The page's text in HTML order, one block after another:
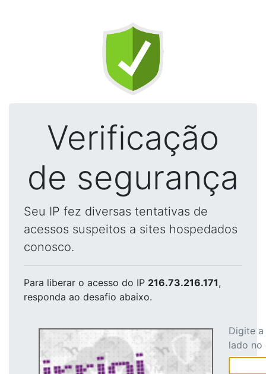
Verificação
de segurança
Seu IP fez diversas tentativas de
acessos suspeitos a sites hospedados
conosco.
Para liberar o acesso do IP 216.73.216.171,
responda ao desafio abaixo.
Digite
lado no